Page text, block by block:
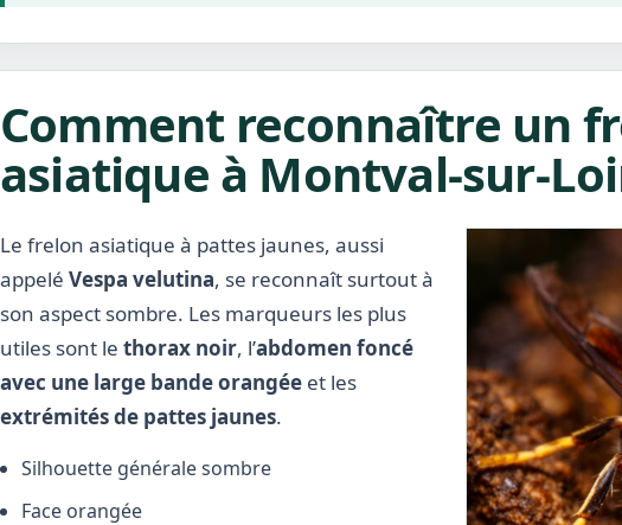
Comment reconnaître un
asiatique à Montval-sur-
Le frelon asiatique à pattes jaunes, aussi
appelé Vespa velutina, se reconnaît surtout à
son aspect sombre. Les marqueurs les plus
utiles sont le thorax noir, l’abdomen foncé
avec une large bande orangée et les
extrémités de pattes jaunes.
Silhouette générale sombre
Face orangée